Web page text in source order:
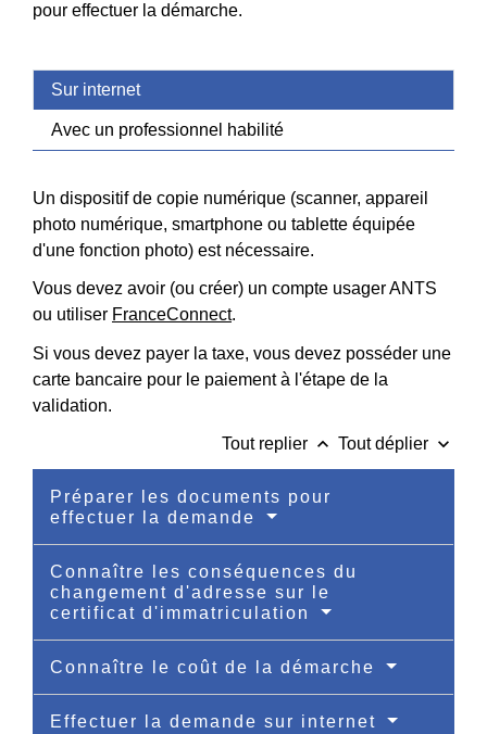
pour effectuer la démarche.
Sur internet
Avec un professionnel habilité
Un dispositif de copie numérique (scanner, appareil
photo numérique, smartphone ou tablette équipée
d'une fonction photo) est nécessaire.
Vous devez avoir (ou créer) un compte usager ANTS
ou utiliser FranceConnect.
Si vous devez payer la taxe, vous devez posséder une
carte bancaire pour le paiement à l'étape de la
validation.
Tout replier keyboard_arrow_up Tout déplier keyboard_arrow_down
Préparer les documents pour
effectuer la demande
Connaître les conséquences du
changement d'adresse sur le
certificat d'immatriculation
Connaître le coût de la démarche
Effectuer la demande sur internet